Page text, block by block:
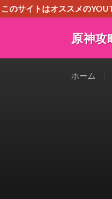
このサイトはオススメの
原神攻
ホーム